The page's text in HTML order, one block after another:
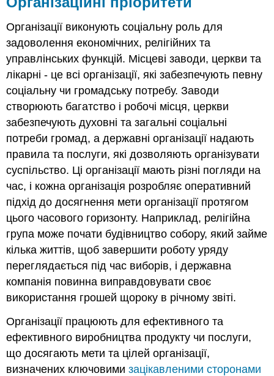
Організації виконують соціальну роль для
задоволення економічних, релігійних та
управлінських функцій. Місцеві заводи, церкви та
лікарні - це всі організації, які забезпечують певну
соціальну чи громадську потребу. Заводи
створюють багатство і робочі місця, церкви
забезпечують духовні та загальні соціальні
потреби громад, а державні організації надають
правила та послуги, які дозволяють організувати
суспільство. Ці організації мають різні погляди на
час, і кожна організація розробляє оперативний
підхід до досягнення мети організації протягом
цього часового горизонту. Наприклад, релігійна
група може почати будівництво собору, який займе
кілька життів, щоб завершити роботу уряду
переглядається під час виборів, і державна
компанія повинна виправдовувати своє
використання грошей щороку в річному звіті.
Організації працюють для ефективного та
ефективного виробництва продукту чи послуги,
що досягають мети та цілей організації,
визначених ключовимизацікавленими сторонами